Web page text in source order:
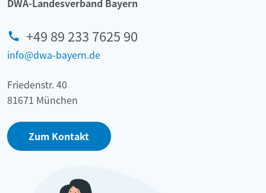
DWA-Landesverband Bayern
+49 89 233 7625 90
info@dwa-bayern.de
Friedenstr. 40
81671 München
Zum Kontakt